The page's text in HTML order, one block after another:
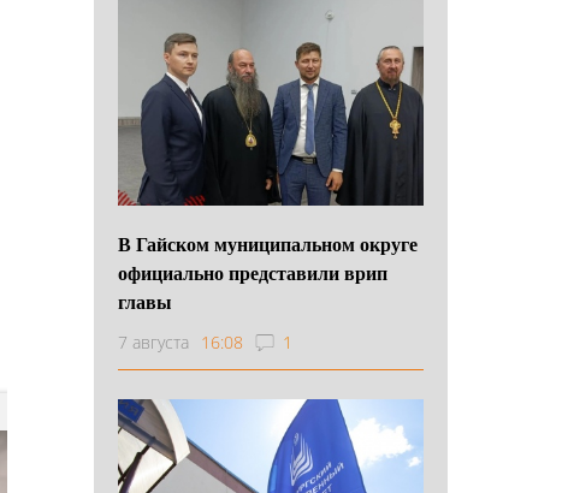
В Гайском муниципальном округе
официально представили врип
главы
7 августа 16:08 1